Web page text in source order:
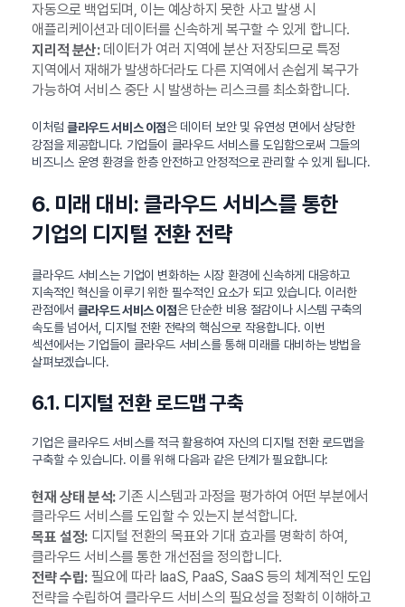
자동으로 백업되며, 이는 예상하지 못한 사고 발생 시
애플리케이션과 데이터를 신속하게 복구할 수 있게 합니다.
지리적 분산:데이터가 여러 지역에 분산 저장되므로 특정
지역에서 재해가 발생하더라도 다른 지역에서 손쉽게 복구가
가능하여 서비스 중단 시 발생하는 리스크를 최소화합니다.
이처럼 클라우드 서비스 이점은 데이터 보안 및 유연성 면에서 상당한
강점을 제공합니다. 기업들이 클라우드 서비스를 도입함으로써 그들의
비즈니스 운영 환경을 한층 안전하고 안정적으로 관리할 수 있게 됩니다.
6. 미래 대비: 클라우드 서비스를 통한
기업의 디지털 전환 전략
클라우드 서비스는 기업이 변화하는 시장 환경에 신속하게 대응하고
지속적인 혁신을 이루기 위한 필수적인 요소가 되고 있습니다. 이러한
관점에서 클라우드 서비스 이점은 단순한 비용 절감이나 시스템 구축의
속도를 넘어서, 디지털 전환 전략의 핵심으로 작용합니다. 이번
섹션에서는 기업들이 클라우드 서비스를 통해 미래를 대비하는 방법을
살펴보겠습니다.
6.1. 디지털 전환 로드맵 구축
기업은 클라우드 서비스를 적극 활용하여 자신의 디지털 전환 로드맵을
구축할 수 있습니다. 이를 위해 다음과 같은 단계가 필요합니다:
현재 상태 분석:기존 시스템과 과정을 평가하여 어떤 부분에서
클라우드 서비스를 도입할 수 있는지 분석합니다.
목표 설정:디지털 전환의 목표와 기대 효과를 명확히 하여,
클라우드 서비스를 통한 개선점을 정의합니다.
전략 수립:필요에 따라 IaaS, PaaS, SaaS 등의 체계적인 도입
전략을 수립하여 클라우드 서비스의 필요성을 정확히 이해하고